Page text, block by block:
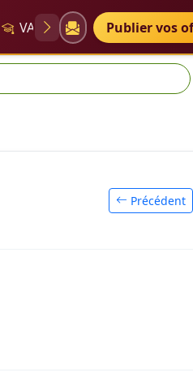
VAE Diplômes
Publier vos
Précédent